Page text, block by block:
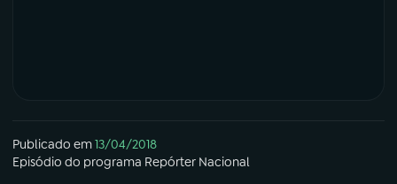
Publicado em13/04/2018
Episódio do programa Repórter Nacional